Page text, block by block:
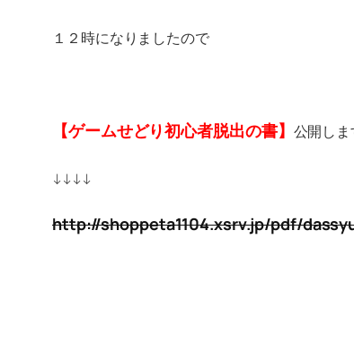
１２時になりましたので
【ゲームせどり初心者脱出の書】 公開しま
↓↓↓↓
http://shoppeta1104.xsrv.jp/pdf/